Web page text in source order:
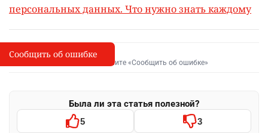
персональных данных. Что нужно знать каждому
I
Сообщить об опечатке
Выделите фрагмент и нажмите «Сообщить об ошибке»
Была ли эта статья полезной?
5 3
Сообщить об ошибке